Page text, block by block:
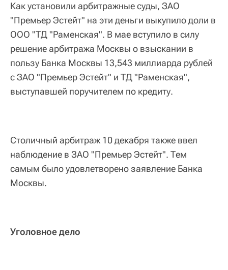
Как установили арбитражные суды, ЗАО
"Премьер Эстейт" на эти деньги выкупило доли в
ООО "ТД "Раменская". В мае вступило в силу
решение арбитража Москвы о взыскании в
пользу Банка Москвы 13,543 миллиарда рублей
с ЗАО "Премьер Эстейт" и ТД "Раменская",
выступавшей поручителем по кредиту.
Столичный арбитраж 10 декабря также ввел
наблюдение в ЗАО "Премьер Эстейт". Тем
самым было удовлетворено заявление Банка
Москвы.
Уголовное дело